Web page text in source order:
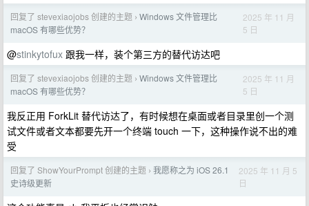
回复了 stevexiaojobs 创建的主题 › Windows 文件管理比
macOS 有哪些优势？
2025 年 11 月
5 日
@stinkytofux 跟我一样，装个第三方的替代访达吧
回复了 stevexiaojobs 创建的主题 › Windows 文件管理比
macOS 有哪些优势？
2025 年 11 月
5 日
我反正用 ForkLit 替代访达了，有时候想在桌面或者目录里创一个测
试文件或者文本都要先开一个终端 touch 一下，这种操作说不出的难
受
回复了 ShowYourPrompt 创建的主题 › 我愿称之为 iOS 26.1
史诗级更新
2025 年 11 月 5
日